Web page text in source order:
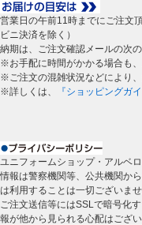
営業日の午前11時までにご注文
ビニ決済を除く）
納期は、ご注文確認メールの次
※お手配に時間がかかる場合も
※ご注文の混雑状況などにより
※詳しくは、
『ショッピングガイ
ユニフォームショップ・アルベ
情報は警察機関等、公共機関か
は利用することは一切ございませ
ご注文送信等にはSSLで暗号化
報が他から見られる心配はござ